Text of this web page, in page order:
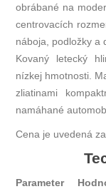
obrábané na
centrovacích
náboja, podložky a
Kovaný letecký
nízkej hmotnosti.
zliatinami
namáhané
Cena je uvedená za
Parameter